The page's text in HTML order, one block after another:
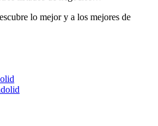
lo mejor y a los mejores de